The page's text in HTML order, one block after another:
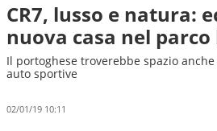
CR7, lusso e natura:
nuova casa nel
Il portoghese troverebbe spazio
auto sportive
02/01/19 10:11